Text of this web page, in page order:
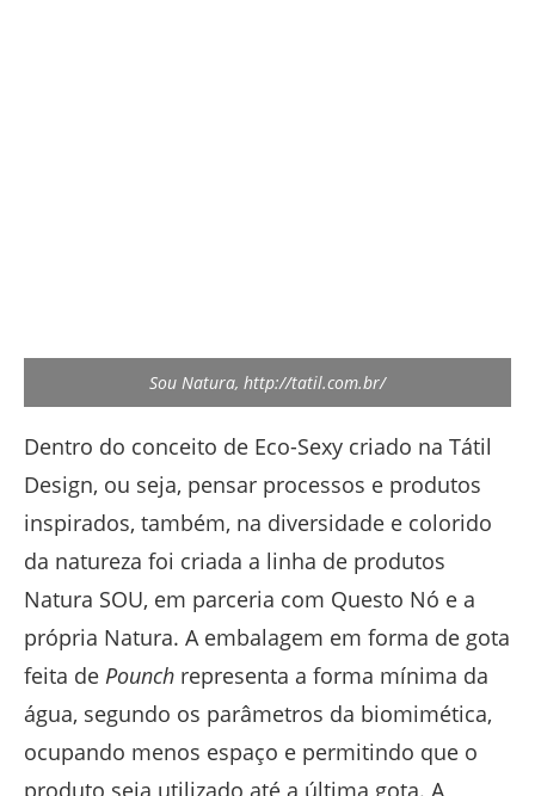
Sou Natura, http://tatil.com.br/
Dentro do conceito de Eco-Sexy criado na Tátil
Design, ou seja, pensar processos e produtos
inspirados, também, na diversidade e colorido
da natureza foi criada a linha de produtos
Natura SOU, em parceria com Questo Nó e a
própria Natura. A embalagem em forma de gota
feita de Pounch representa a forma mínima da
água, segundo os parâmetros da biomimética,
ocupando menos espaço e permitindo que o